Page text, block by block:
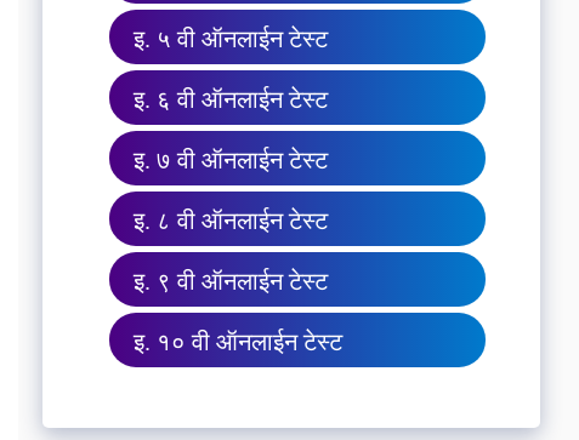
इ. ५ वी ऑनलाईन टेस्ट
इ. ६ वी ऑनलाईन टेस्ट
इ. ७ वी ऑनलाईन टेस्ट
इ. ८ वी ऑनलाईन टेस्ट
इ. ९ वी ऑनलाईन टेस्ट
इ. १० वी ऑनलाईन टेस्ट